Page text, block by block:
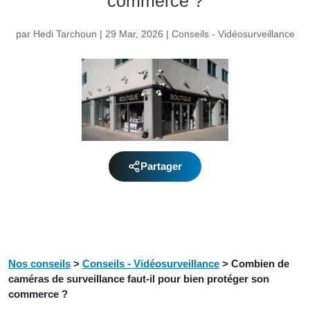
par Hedi Tarchoun | 29 Mar, 2026 | Conseils - Vidéosurveillance
Partager
Nos conseils > Conseils - Vidéosurveillance > Combien de
caméras de surveillance faut-il pour bien protéger son
commerce ?